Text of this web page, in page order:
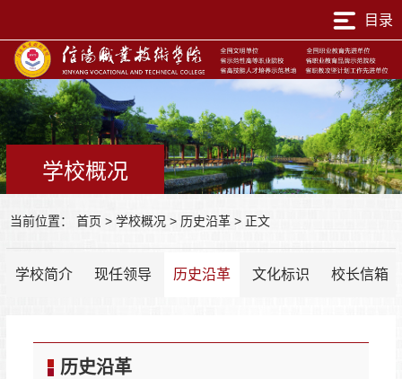
目录
学校概况
当前位置： 首页 > 学校概况 > 历史沿革 >正文
学校简介 现任领导 历史沿革 文化标识 校长信箱
历史沿革